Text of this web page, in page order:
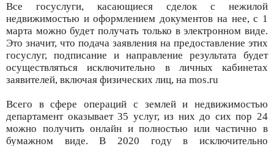
Все госуслуги, касающиеся сделок с нежилой
недвижимостью и оформлением документов на нее, с 1
марта можно будет получать только в электронном виде.
Это значит, что подача заявления на предоставление этих
госуслуг, подписание и направление результата будет
осуществляться исключительно в личных кабинетах
заявителей, включая физических лиц, на mos.ru
Всего в сфере операций с землей и недвижимостью
департамент оказывает 35 услуг, из них до сих пор 24
можно получить онлайн и полностью или частично в
бумажном виде. В 2020 году в исключительно